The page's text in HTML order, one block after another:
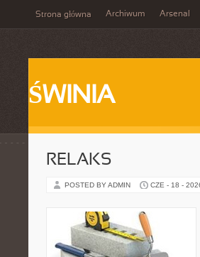
Strona główna Archiwum Arsenal
ŚWINIA
RELAKS
POSTED BY ADMIN CZE - 18 -